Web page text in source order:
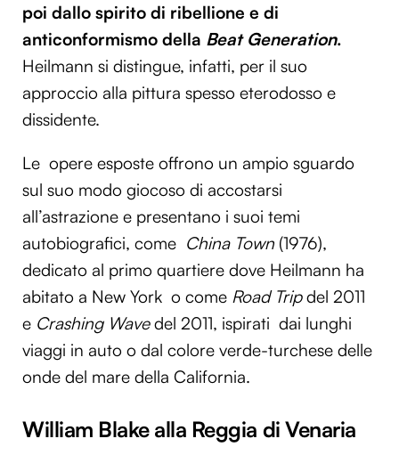
poi dallo spirito di ribellione e di
anticonformismo della Beat Generation.
Heilmann si distingue, infatti, per il suo
approccio alla pittura spesso eterodosso e
dissidente.
Le opere esposte offrono un ampio sguardo
sul suo modo giocoso di accostarsi
all’astrazione e presentano i suoi temi
autobiografici, come China Town (1976),
dedicato al primo quartiere dove Heilmann ha
abitato a New York o come Road Tripdel 2011
e Crashing Wavedel 2011, ispirati dai lunghi
viaggi in auto o dal colore verde-turchese delle
onde del mare della California.
William Blake alla Reggia di Venaria